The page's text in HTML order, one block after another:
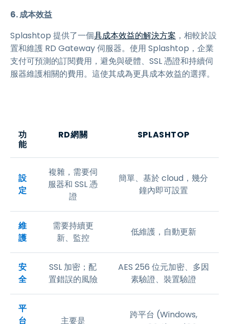
6. 成本效益
Splashtop 提供了一個具成本效益的解決方案 ，相較於設
置和維護 RD Gateway 伺服器。使用 Splashtop，企業
支付可預測的訂閱費用，避免與硬體、SSL 憑證和持續伺
服器維護相關的費用。這使其成為更具成本效益的選擇。
功
能
RD網關 SPLASHTOP
設
定
複雜，需要伺
服器和 SSL 憑
證
簡單、基於 cloud，幾分
鐘內即可設置
維
護
需要持續更
新、監控
低維護，自動更新
安
全
SSL 加密；配
置錯誤的風險
AES 256 位元加密、多因
素驗證、裝置驗證
平
台
主要是
跨平台 (Windows,